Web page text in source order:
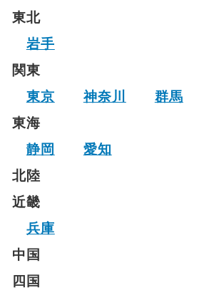
東北
岩手
関東
東京
神奈川
群馬
東海
静岡
愛知
北陸
近畿
兵庫
中国
四国